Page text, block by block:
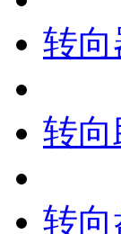
转向
转向
转向